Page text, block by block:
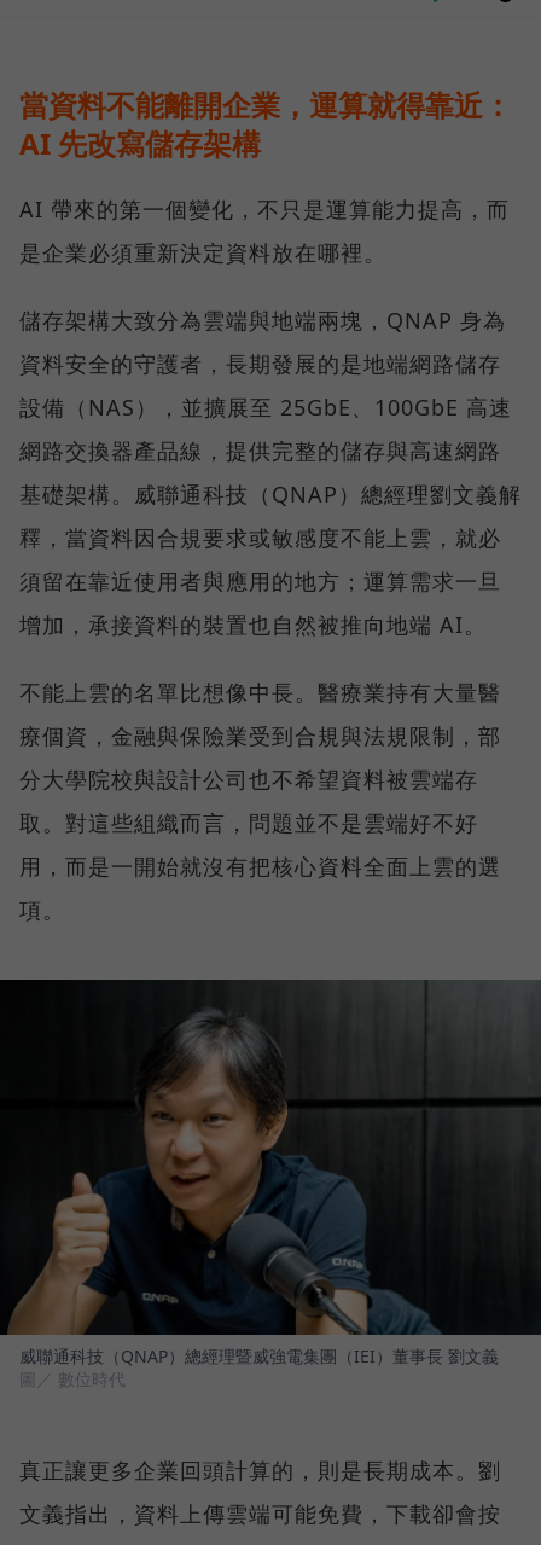
當資料不能離開企業，運算就得靠近：
AI 先改寫儲存架構
AI 帶來的第一個變化，不只是運算能力提高，而
是企業必須重新決定資料放在哪裡。
儲存架構大致分為雲端與地端兩塊，QNAP 身為
資料安全的守護者，長期發展的是地端網路儲存
設備（NAS），並擴展至 25GbE、100GbE 高速
網路交換器產品線，提供完整的儲存與高速網路
基礎架構。威聯通科技（QNAP）總經理劉文義解
釋，當資料因合規要求或敏感度不能上雲，就必
須留在靠近使用者與應用的地方；運算需求一旦
增加，承接資料的裝置也自然被推向地端 AI。
不能上雲的名單比想像中長。醫療業持有大量醫
療個資，金融與保險業受到合規與法規限制，部
分大學院校與設計公司也不希望資料被雲端存
取。對這些組織而言，問題並不是雲端好不好
用，而是一開始就沒有把核心資料全面上雲的選
項。
威聯通科技（QNAP）總經理暨威強電集團（IEI）董事長 劉文義
圖／ 數位時代
真正讓更多企業回頭計算的，則是長期成本。劉
文義指出，資料上傳雲端可能免費，下載卻會按